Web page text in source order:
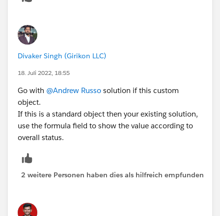
Divaker Singh (Girikon LLC)
18. Juli 2022, 18:55
Go with @Andrew Russo solution if this custom
object.
If this is a standard object then your existing solution,
use the formula field to show the value according to
overall status.
2 weitere Personen haben dies als hilfreich empfunden